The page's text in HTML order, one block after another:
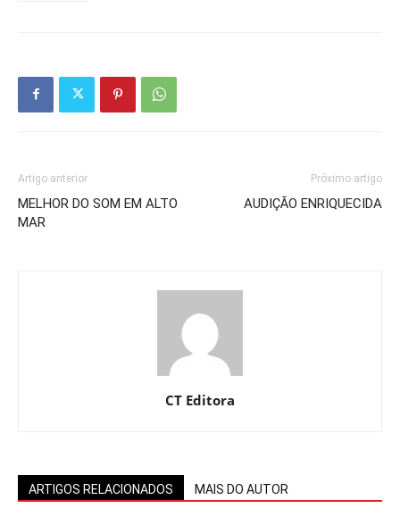
Artigo anterior
MELHOR DO SOM EM ALTO
MAR
Próximo artigo
AUDIÇÃO ENRIQUECIDA
CT Editora
ARTIGOS RELACIONADOS MAIS DO AUTOR